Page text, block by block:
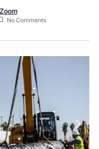
No Comments